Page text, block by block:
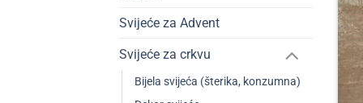
Svijeće za Advent
Svijeće za crkvu
Bijela svijeća (šterika, konzumna)